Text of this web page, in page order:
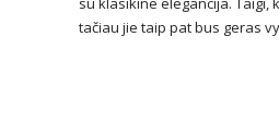
tačiau jie taip pat bus geras